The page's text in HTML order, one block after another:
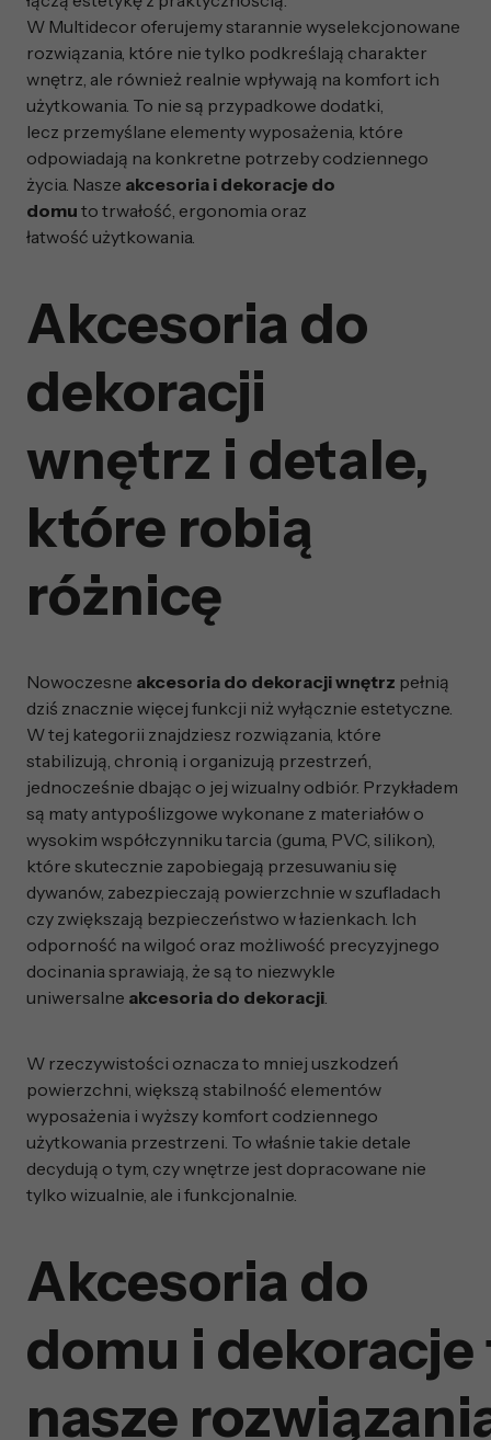
W Multidecor oferujemy starannie wyselekcjonowane
rozwiązania, które nie tylko podkreślają charakter
wnętrz, ale również realnie wpływają na komfort ich
użytkowania. To nie są przypadkowe dodatki,
lecz przemyślane elementy wyposażenia, które
odpowiadają na konkretne potrzeby codziennego
życia. Nasze akcesoria i dekoracje do
domu to trwałość, ergonomia oraz
łatwość użytkowania.
Akcesoria do
dekoracji
wnętrz i detale,
które robią
różnicę
Nowoczesne akcesoria do dekoracji wnętrz pełnią
dziś znacznie więcej funkcji niż wyłącznie estetyczne.
W tej kategorii znajdziesz rozwiązania, które
stabilizują, chronią i organizują przestrzeń,
jednocześnie dbając o jej wizualny odbiór. Przykładem
są maty antypoślizgowe wykonane z materiałów o
wysokim współczynniku tarcia (guma, PVC, silikon),
które skutecznie zapobiegają przesuwaniu się
dywanów, zabezpieczają powierzchnie w szufladach
czy zwiększają bezpieczeństwo w łazienkach. Ich
odporność na wilgoć oraz możliwość precyzyjnego
docinania sprawiają, że są to niezwykle
uniwersalne akcesoria do dekoracji
W rzeczywistości oznacza to mniej uszkodzeń
powierzchni, większą stabilność elementów
wyposażenia i wyższy komfort codziennego
użytkowania przestrzeni. To właśnie takie detale
decydują o tym, czy wnętrze jest dopracowane nie
tylko wizualnie, ale i funkcjonalnie.
Akcesoria do
domu i dekoracje
nasze